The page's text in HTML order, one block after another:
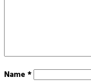
Name *